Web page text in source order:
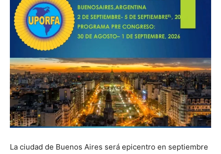
La ciudad de Buenos Aires será epicentro en septiembre